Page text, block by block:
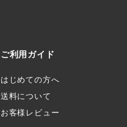
ご利用ガイド
はじめての方へ
送料について
お客様レビュー